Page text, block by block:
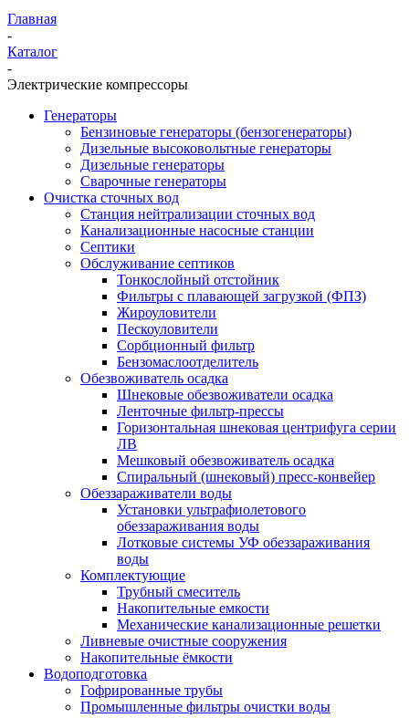
Главная
-
Каталог
-
Электрические компрессоры
Генераторы
Бензиновые генераторы (бензогенераторы)
Дизельные высоковольтные генераторы
Дизельные генераторы
Сварочные генераторы
Очистка сточных вод
Станция нейтрализации сточных вод
Канализационные насосные станции
Септики
Обслуживание септиков
Тонкослойный отстойник
Фильтры с плавающей загрузкой (ФПЗ)
Жироуловители
Пескоуловители
Сорбционный фильтр
Бензомаслоотделитель
Обезвоживатель осадка
Шнековые обезвоживатели осадка
Ленточные фильтр-прессы
Горизонтальная шнековая центрифуга серии
ЛВ
Мешковый обезвоживатель осадка
Спиральный (шнековый) пресс-конвейер
Обеззараживатели воды
Установки ультрафиолетового
обеззараживания воды
Лотковые системы УФ обеззараживания
воды
Комплектующие
Трубный смеситель
Накопительные емкости
Механические канализационные решетки
Ливневые очистные сооружения
Накопительные ёмкости
Водоподготовка
Гофрированные трубы
Промышленные фильтры очистки воды